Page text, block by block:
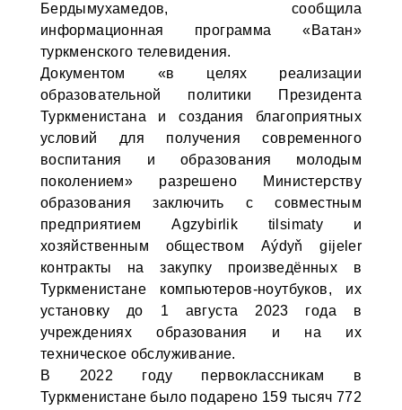
Бердымухамедов, сообщила
информационная программа «Ватан»
туркменского телевидения.
Документом «в целях реализации
образовательной политики Президента
Туркменистана и создания благоприятных
условий для получения современного
воспитания и образования молодым
поколением» разрешено Министерству
образования заключить с совместным
предприятием Agzybirlik tilsimaty и
хозяйственным обществом Aýdyň gijeler
контракты на закупку произведённых в
Туркменистане компьютеров-ноутбуков, их
установку до 1 августа 2023 года в
учреждениях образования и на их
техническое обслуживание.
В 2022 году первоклассникам в
Туркменистане было подарено 159 тысяч 772